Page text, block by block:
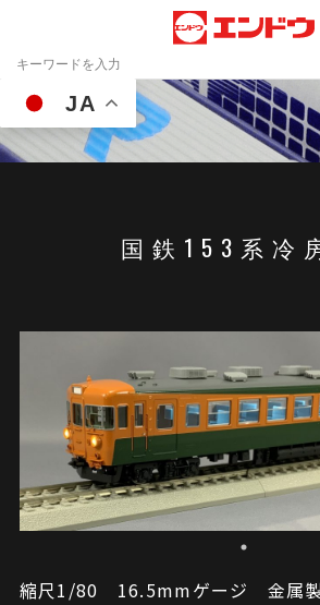
JA
国鉄153系冷
縮尺1/80 16.5mmゲージ 金属